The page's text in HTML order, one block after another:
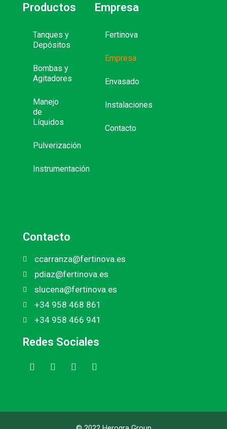
Productos
Tanques y
Depósitos
Bombas y
Agitadores
Manejo
de
Líquidos
Pulverización
Instrumentación
Empresa
Fertinova
Empresa
Envasado
Instalaciones
Contacto
Contacto
ccarranza@fertinova.es
pdiaz@fertinova.es
slucena@fertinova.es
+34 958 468 861
+34 958 466 941
Redes Sociales